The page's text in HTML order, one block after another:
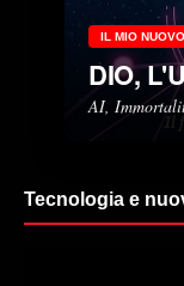
IL MIO
DIO,
AI,
Tecnologia e